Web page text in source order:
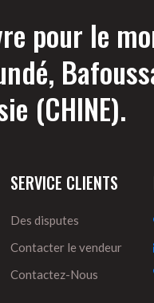
pour le
(CHINE).
SERVICE CLIENTS
Des disputes
Contacter le vendeur
Contactez-Nous